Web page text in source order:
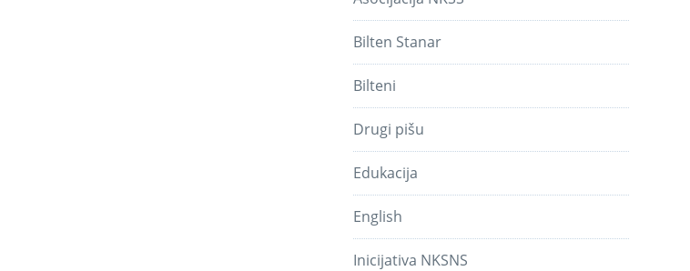
Bilten Stanar
Bilteni
Drugi pišu
Edukacija
English
Inicijativa NKSNS